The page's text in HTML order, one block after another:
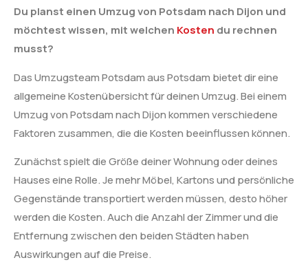
Du planst einen Umzug von Potsdam nach Dijon und
möchtest wissen, mit welchen Kosten du rechnen
musst?
Das Umzugsteam Potsdam aus Potsdam bietet dir eine
allgemeine Kostenübersicht für deinen Umzug. Bei einem
Umzug von Potsdam nach Dijon kommen verschiedene
Faktoren zusammen, die die Kosten beeinflussen können.
Zunächst spielt die Größe deiner Wohnung oder deines
Hauses eine Rolle. Je mehr Möbel, Kartons und persönliche
Gegenstände transportiert werden müssen, desto höher
werden die Kosten. Auch die Anzahl der Zimmer und die
Entfernung zwischen den beiden Städten haben
Auswirkungen auf die Preise.